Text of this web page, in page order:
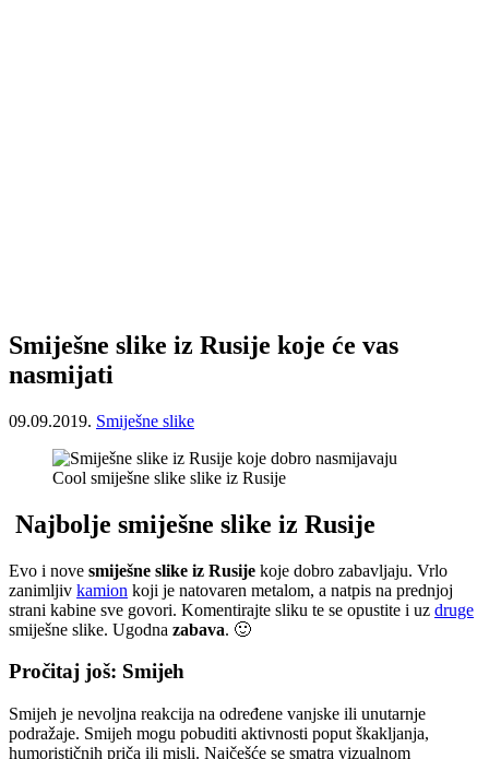
Smiješne slike iz Rusije koje će vas
nasmijati
09.09.2019. Smiješne slike
Cool smiješne slike slike iz Rusije
Najbolje smiješne slike iz Rusije
Evo i nove smiješne slike iz Rusije koje dobro zabavljaju. Vrlo
zanimljiv kamion koji je natovaren metalom, a natpis na prednjoj
strani kabine sve govori. Komentirajte sliku te se opustite i uz druge
smiješne slike. Ugodna zabava. 🙂
Pročitaj još: Smijeh
Smijeh je nevoljna reakcija na određene vanjske ili unutarnje
podražaje. Smijeh mogu pobuditi aktivnosti poput škakljanja,
humorističnih priča ili misli. Najčešće se smatra vizualnom